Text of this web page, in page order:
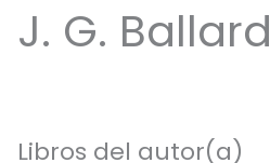
J. G. Ballard
Libros del autor(a)